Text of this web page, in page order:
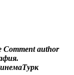
Comment author